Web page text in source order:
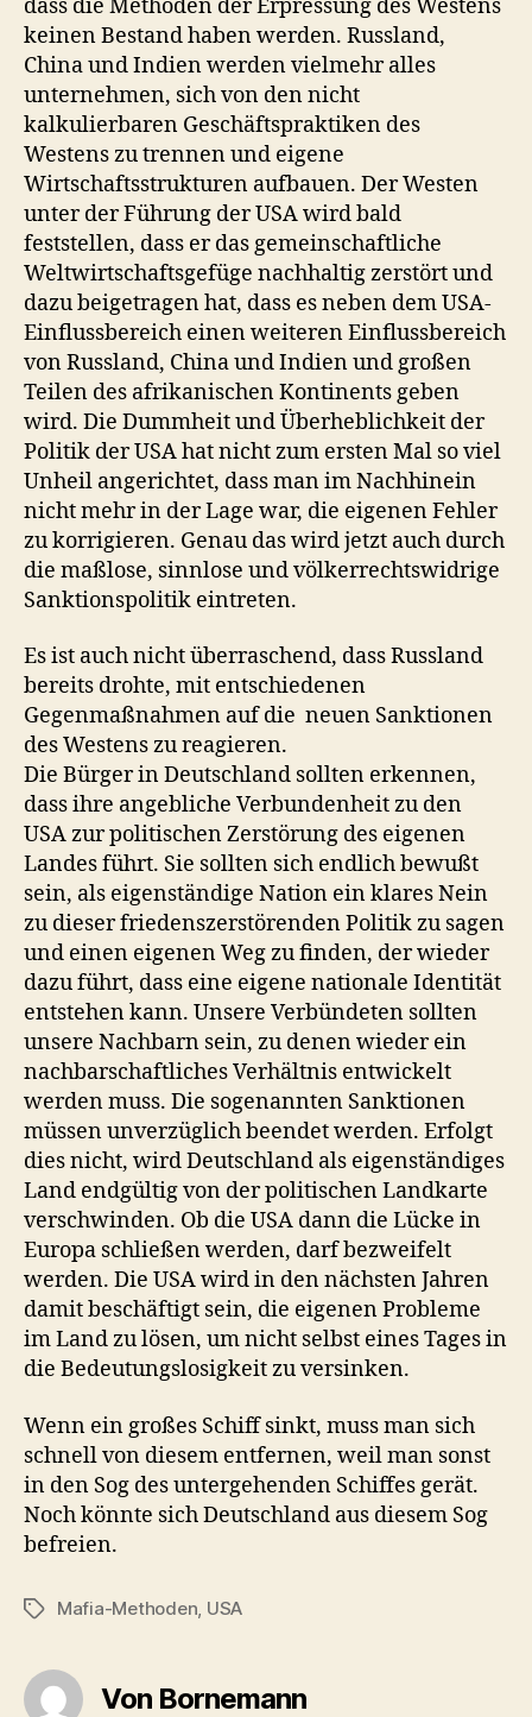
dass die Methoden der Erpressung des Westens
keinen Bestand haben werden. Russland,
China und Indien werden vielmehr alles
unternehmen, sich von den nicht
kalkulierbaren Geschäftspraktiken des
Westens zu trennen und eigene
Wirtschaftsstrukturen aufbauen. Der Westen
unter der Führung der USA wird bald
feststellen, dass er das gemeinschaftliche
Weltwirtschaftsgefüge nachhaltig zerstört und
dazu beigetragen hat, dass es neben dem USA-
Einflussbereich einen weiteren Einflussbereich
von Russland, China und Indien und großen
Teilen des afrikanischen Kontinents geben
wird. Die Dummheit und Überheblichkeit der
Politik der USA hat nicht zum ersten Mal so viel
Unheil angerichtet, dass man im Nachhinein
nicht mehr in der Lage war, die eigenen Fehler
zu korrigieren. Genau das wird jetzt auch durch
die maßlose, sinnlose und völkerrechtswidrige
Sanktionspolitik eintreten.
Es ist auch nicht überraschend, dass Russland
bereits drohte, mit entschiedenen
Gegenmaßnahmen auf die neuen Sanktionen
des Westens zu reagieren.
Die Bürger in Deutschland sollten erkennen,
dass ihre angebliche Verbundenheit zu den
USA zur politischen Zerstörung des eigenen
Landes führt. Sie sollten sich endlich bewußt
sein, als eigenständige Nation ein klares Nein
zu dieser friedenszerstörenden Politik zu sagen
und einen eigenen Weg zu finden, der wieder
dazu führt, dass eine eigene nationale Identität
entstehen kann. Unsere Verbündeten sollten
unsere Nachbarn sein, zu denen wieder ein
nachbarschaftliches Verhältnis entwickelt
werden muss. Die sogenannten Sanktionen
müssen unverzüglich beendet werden. Erfolgt
dies nicht, wird Deutschland als eigenständiges
Land endgültig von der politischen Landkarte
verschwinden. Ob die USA dann die Lücke in
Europa schließen werden, darf bezweifelt
werden. Die USA wird in den nächsten Jahren
damit beschäftigt sein, die eigenen Probleme
im Land zu lösen, um nicht selbst eines Tages in
die Bedeutungslosigkeit zu versinken.
Wenn ein großes Schiff sinkt, muss man sich
schnell von diesem entfernen, weil man sonst
in den Sog des untergehenden Schiffes gerät.
Noch könnte sich Deutschland aus diesem Sog
befreien.
Schlagwörter
Mafia-Methoden USA
Von Bornemann